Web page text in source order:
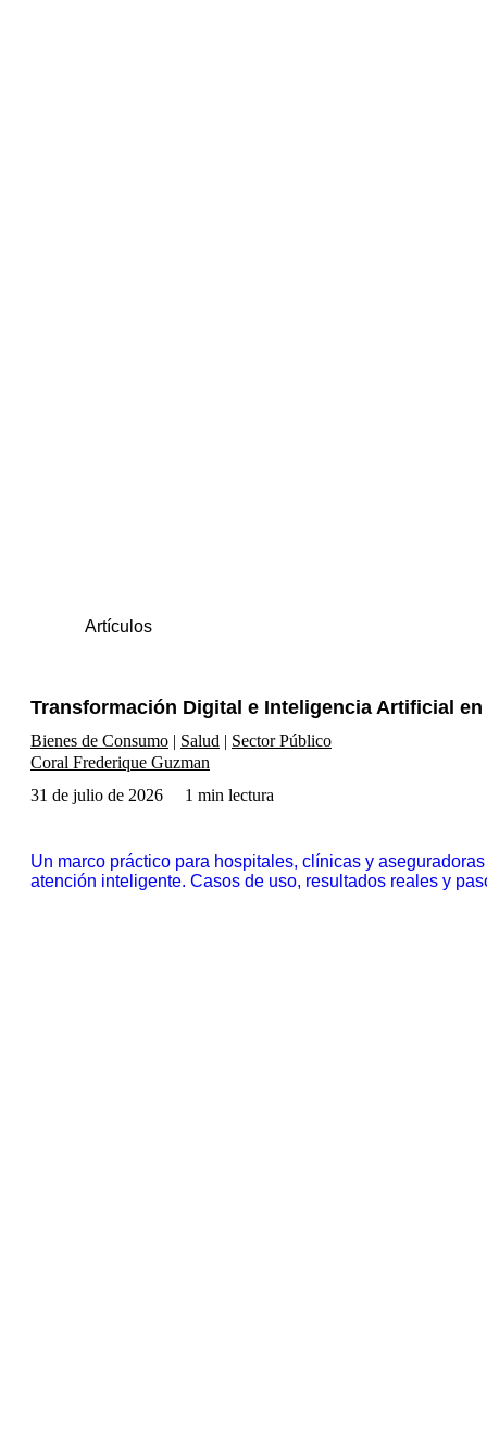
Artículos
Transformación Digital e Inteligencia Artificial
Bienes de Consumo Salud
Sector Público
Coral Frederique Guzman
31 de julio de 2026
1 min lectura
Un marco práctico para hospitales, clínicas y
atención inteligente. Casos de uso, resultados reales y